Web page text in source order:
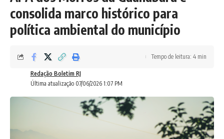
consolida marco histórico para
política ambiental do município
Última atualização 07/06/2026 1:07 PM
Redação Boletim RJ
Tempo de leitura: 4 min